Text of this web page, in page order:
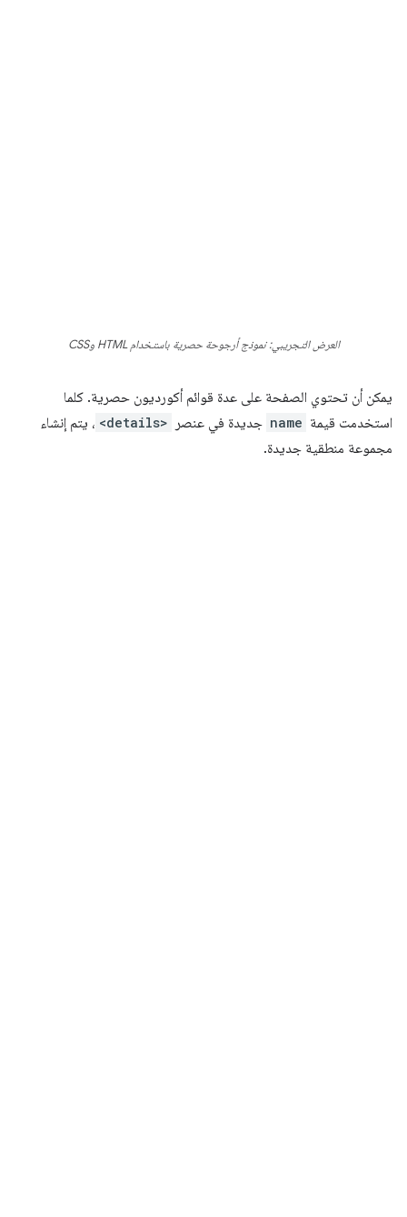
العرض التجريبي: نموذج أرجوحة حصرية باستخدام HTML وCSS
يمكن أن تحتوي الصفحة على عدة قوائم أكورديون حصرية. كلما
استخدمت قيمة name جديدة في عنصر <details> ، يتم إنشاء
مجموعة منطقية جديدة.